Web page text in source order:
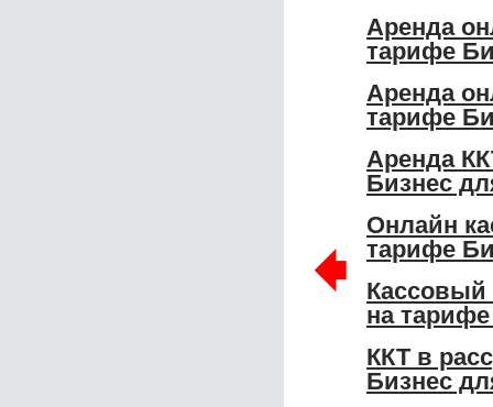
Аренда
тарифе
Аренда
тарифе
Аренда
Бизнес
Онлайн
тарифе
Кассовый
на
ККТ в
Бизнес
🠸